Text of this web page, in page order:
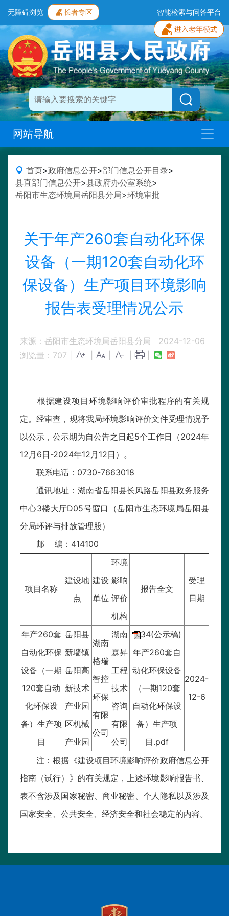
无障碍浏览 长者专区 智能检索与问答平台
网站导航
首页>政府信息公开>部门信息公开目录>
县直部门信息公开>县政府办公室系统>
岳阳市生态环境局岳阳县分局>环境审批
关于年产260套自动化环保
设备（一期120套自动化环
保设备）生产项目环境影响
报告表受理情况公示
来源：岳阳市生态环境局岳阳县分局
2024-12-06
浏览量： 707
根据建设项目环境影响评价审批程序的有关规
定。经审查，现将我局环境影响评价文件受理情况予
以公示，公示期为自公告之日起5个工作日（2024年
12月6日-2024年12月12日）。
联系电话：0730-7663018
通讯地址：湖南省岳阳县长风路岳阳县政务服务
中心3楼大厅D05号窗口（岳阳市生态环境局岳阳县
分局环评与排放管理股）
邮 编：414100
项目名称
建设地
点
建设
单位
环境
影响
评价
机构
报告全文
受理
日期
年产260套
自动化环保
设备（一期
120套自动
化环保设
备）生产项
目
岳阳县
新墙镇
岳阳高
新技术
产业园
区机械
产业园
湖南
格瑞
智控
环保
有限
公司
湖南
霖昇
工程
技术
咨询
有限
公司
34(公示稿)
年产260套自
动化环保设备
（一期120套
自动化环保设
备）生产项
目.pdf
2024-
12-6
注：根据《建设项目环境影响评价政府信息公开
指南（试行）》的有关规定，上述环境影响报告书、
表不含涉及国家秘密、商业秘密、个人隐私以及涉及
国家安全、公共安全、经济安全和社会稳定的内容。